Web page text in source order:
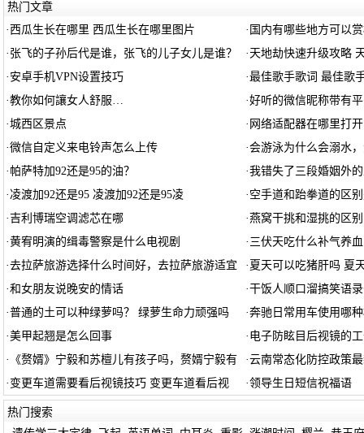
热门文章
· 西瓜生长在哪里 西瓜生长在哪里图片 · 国内有哪些地方可以
· 张飞的子孙后代是谁，张飞的儿子女儿是谁？ · 天地劫快速升级攻略
· 安卓手机VPN设置技巧 ·最佳歌手歌词 最佳歌
·教你如何讓女人舒服… ·好听的微信昵称带有
·城西区景点 · 网络适配器在哪里打开
·微信自定义来电铃声怎么上传 ·会游泳为什么会溺水
· 帕萨特加92还是95的油？ ·我错失了三段婚姻外
· 凌渡加92还是95 凌渡加92还是95凌 · 空手道和跆拳道的区
·吉利博瑞空调滤芯在哪 ·燕窝干挑和湿挑的区
·黄宥明演的缉毒警察是什么电视剧 · 三伏天吃什么补气养
·去拉萨旅游选择什么时间好，去拉萨旅游适宜 · 夏天可以吃猪肝吗 夏
·和女朋友说晚安的情话 ·干饭人顺口溜搞笑语
·普通的土可以种绿萝吗？ 绿萝生命力顽强吗 ·奔驰日常用车使用哪
·美甲起翘是怎么回事 · 电子防眩目后视镜的
· 《赘婿》宁毅和苏檀儿有孩子吗，赘婿宁毅有 ·云南常态化防控政策
· 变更车道需要看后视镜技巧 变更车道看后视 ·领导生日短信祝福语
热门搜索